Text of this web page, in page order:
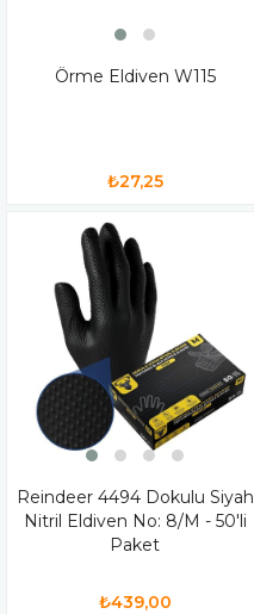
Örme Eldiven W115
₺27,25
Reindeer 4494 Dokulu Siyah
Nitril Eldiven No: 8/M - 50'li
Paket
₺439,00